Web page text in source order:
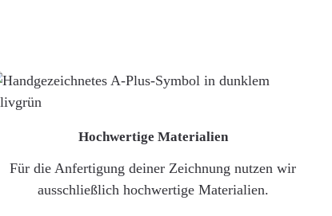
Hochwertige Materialien
Für die Anfertigung deiner Zeichnung nutzen wir
ausschließlich hochwertige Materialien.